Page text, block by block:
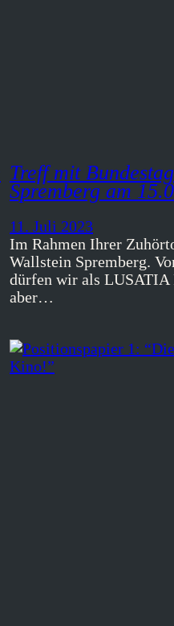
Treff mit
Spremberg am
11. Juli 2023
Im Rahmen Ihrer
Wallstein Spremberg.
dürfen wir als
aber…